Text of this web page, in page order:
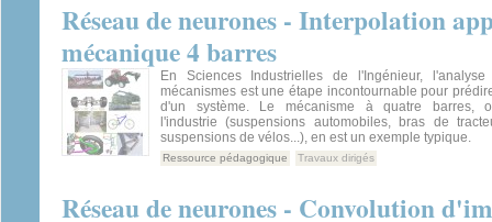
Réseau de neurones - Interpolation
mécanique 4 barres
En Sciences Industrielles de l'Ingénieur,
mécanismes est une étape incontournable pour
d'un système. Le mécanisme à quatre barres,
l'industrie (suspensions automobiles, bras de
suspensions de vélos...), en est un exemple typique.
Ressource pédagogique Travaux dirigés
Réseau de neurones - Convolution